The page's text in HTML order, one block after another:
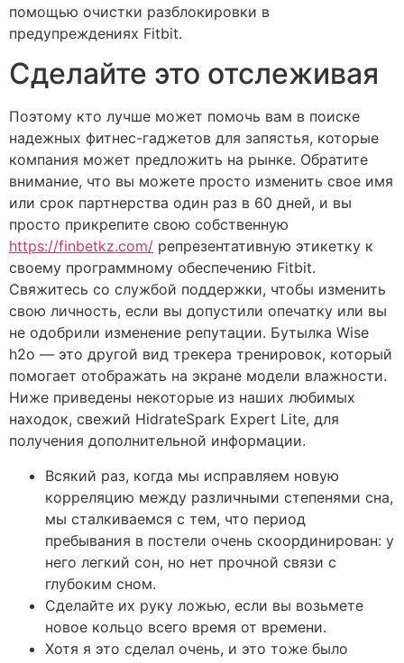
помощью очистки разблокировки в
предупреждениях Fitbit.
Сделайте это отслеживая
Поэтому кто лучше может помочь вам в поиске
надежных фитнес-гаджетов для запястья, которые
компания может предложить на рынке. Обратите
внимание, что вы можете просто изменить свое имя
или срок партнерства один раз в 60 дней, и вы
просто прикрепите свою собственную
https://finbetkz.com/ репрезентативную этикетку к
своему программному обеспечению Fitbit.
Свяжитесь со службой поддержки, чтобы изменить
свою личность, если вы допустили опечатку или вы
не одобрили изменение репутации. Бутылка Wise
h2o — это другой вид трекера тренировок, который
помогает отображать на экране модели влажности.
Ниже приведены некоторые из наших любимых
находок, свежий HidrateSpark Expert Lite, для
получения дополнительной информации.
Всякий раз, когда мы исправляем новую
корреляцию между различными степенями сна,
мы сталкиваемся с тем, что период
пребывания в постели очень скоординирован: у
него легкий сон, но нет прочной связи с
глубоким сном.
Сделайте их руку ложью, если вы возьмете
новое кольцо всего время от времени.
Хотя я это сделал очень, и это тоже было